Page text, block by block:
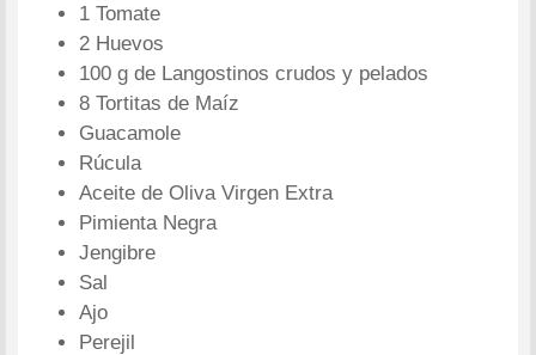
1 Tomate
2 Huevos
100 g de Langostinos crudos y pelados
8 Tortitas de Maíz
Guacamole
Rúcula
Aceite de Oliva Virgen Extra
Pimienta Negra
Jengibre
Sal
Ajo
Perejil